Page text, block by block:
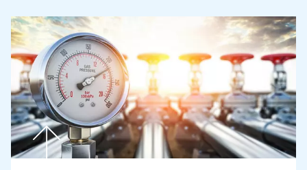
pregunta o necesitas más ayuda, no dudes en
contacto con nosotros: siempre estamos aquí
ayudarte.
¡Consúltenos!